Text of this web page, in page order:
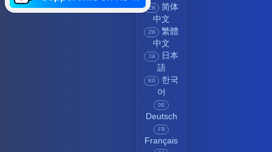
ZH
简体
中文
ZH
繁體
中文
JA
日本
語
KO
한국
어
DE
Deutsch
FR
Français